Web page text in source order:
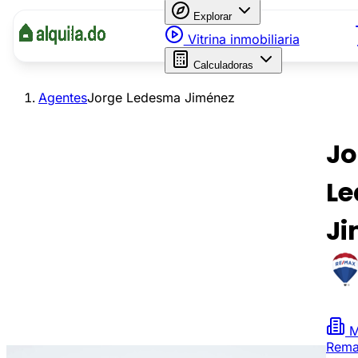
Explorar
Vitrina inmobiliaria
Calculadoras
AgentesJorge Ledesma Jiménez